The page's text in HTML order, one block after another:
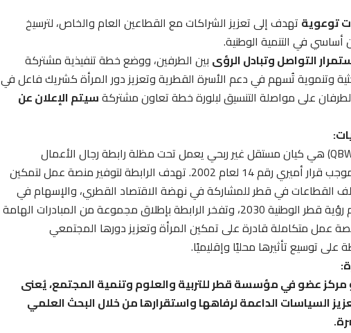
توعوية تهدف إلى تعزيز الشراكات مع القطاعين العام والخاص، لترسيخ
في التنمية الوطنية.
التواصل وتبادل الرؤى بين الطرفين، ووضع خطة تنفيذية مشتركة
وتنموية تُسهم في دعم الأسرة القطرية وتعزيز دور المرأة كشريك فاعل في
على مواصلة التنسيق لبلورة خطة تعاون مشتركةسيتم الإعلان عن
رابطة سيدات الأعمال القطريات (QBWA) هي كيان مستقل غير ربحي يعمل تحت مظلة رابطة رجال الأعمال
القطريين (QBA) التي تم إنشاؤها بموجب قرار أميري رقم 14 لعام 2002. تهدف الرابطة لتوفير منصة عمل لتمكين
القطاعات في قطر للمشاركة في نهضة الاقتصاد القطري، والإسهام في
إطلاق طاقات الأجيال القادمة لدعم رؤية قطر الوطنية 2030، وتفخر الرابطة بإطلاق مجموعة من المبادرات الهامة
عمل متكاملة قادرة على تمكين المرأة وتعزيز دورها المجتمعي
على توسيع تأثيرها محليًا وإقليميًا.
مركز عضو في مؤسسة قطر للتربية والعلوم وتنمية المجتمع، يُعنى
السياسات الداعمة لرفاهها واستقرارها من خلال البحث العلمي